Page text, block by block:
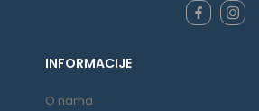
INFORMACIJE
O nama